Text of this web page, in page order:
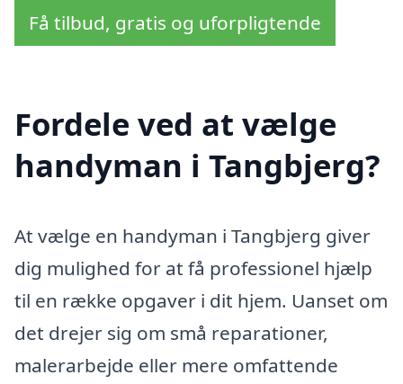
Få tilbud, gratis og uforpligtende
Fordele ved at vælge
handyman i Tangbjerg?
At vælge en handyman i Tangbjerg giver
dig mulighed for at få professionel hjælp
til en række opgaver i dit hjem. Uanset om
det drejer sig om små reparationer,
malerarbejde eller mere omfattende